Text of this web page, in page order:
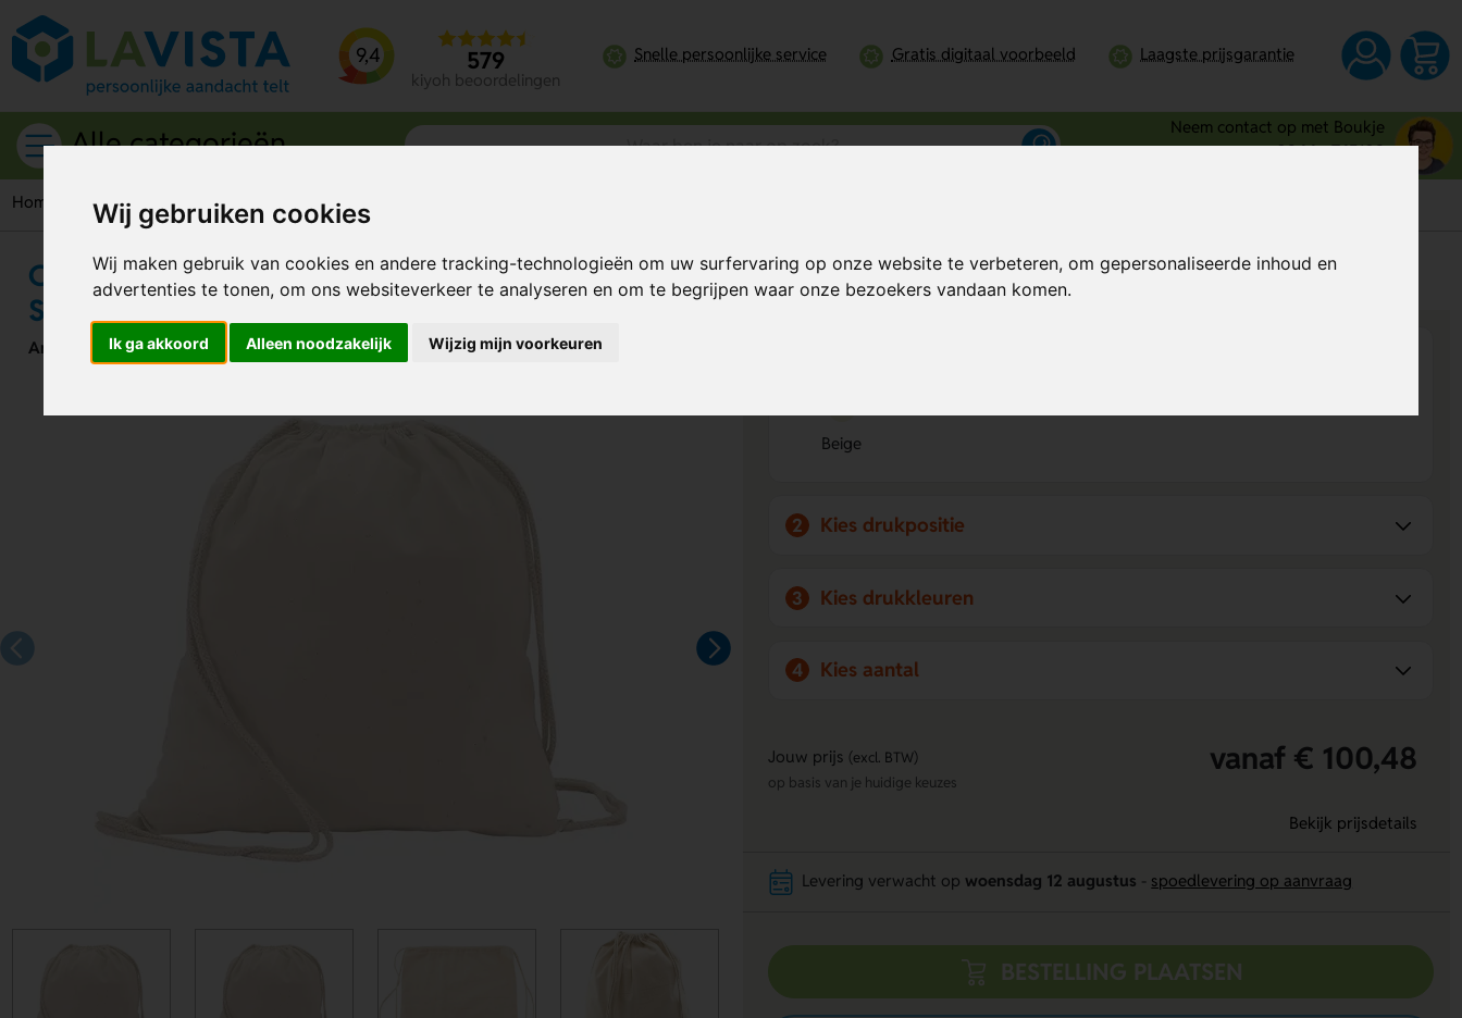
Wij gebruiken cookies
Wij maken gebruik van cookies en andere tracking-technologieën om uw surfervaring op onze website te verbeteren, om gepersonaliseerde inhoud en
advertenties te tonen, om ons websiteverkeer te analyseren en om te begrijpen waar onze bezoekers vandaan komen.
Ik ga akkoord Alleen noodzakelijk Wijzig mijn voorkeuren
9,4 579
kiyoh beoordelingen
Snelle persoonlijke service Gratis digitaal voorbeeld Laagste prijsgarantie
Alle categorieën
Neem contact op met Boukje
0344 - 745109
Home Rugzakken Curtis Trekkoord Rugzak – Licht, Praktisch & Stijlvol
Curtis Trekkoord Rugzak – Licht, Praktisch &
Stijlvol
Artikelnummer:306669
Bereken mijn prijs Al vanaf€ 0,99 per stuk (excl. BTW)
Beige
2 Kies drukpositie
3 Kies drukkleuren
4 Kies aantal
Jouw prijs (excl. BTW) vanaf € 100,48
op basis van je huidige keuzes
Bekijk prijsdetails
Levering verwacht op woensdag 12 augustus spoedlevering op aanvraag
BESTELLING PLAATSEN